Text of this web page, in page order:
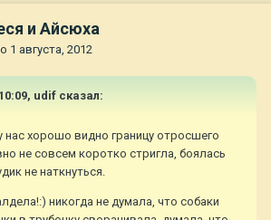
и Айсюха
1 августа, 2012
udif сказал:
нас хорошо видно границу отросшего
не совсем коротко стригла, боялась
не наткнуться.
никогда не думала, что собаки